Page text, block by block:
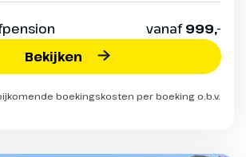
vanaf999,-
Bekijken
boekingskosten per boeking o.b.v.